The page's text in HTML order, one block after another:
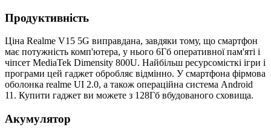
Продуктивність
Ціна Realme V15 5G виправдана, завдяки тому, що смартфон
має потужність комп'ютера, у нього 6Гб оперативної пам'яті і
чіпсет MediaTek Dimensity 800U. Найбільш ресурсомісткі ігри і
програми цей гаджет обробляє відмінно. У смартфона фірмова
оболонка realme UI 2.0, а також операційна система Android
11. Купити гаджет ви можете з 128Гб вбудованого сховища.
Акумулятор